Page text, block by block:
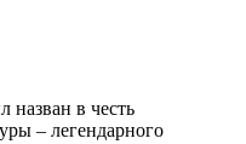
назван в честь
– легендарного